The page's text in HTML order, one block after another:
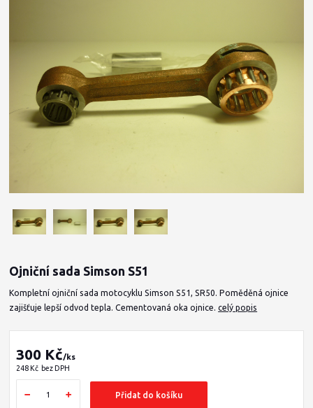
Ojniční sada Simson S51
Kompletní ojniční sada motocyklu Simson S51, SR50. Poměděná ojnice
zajišťuje lepší odvod tepla. Cementovaná oka ojnice.celý popis
300 Kč/ks
248 Kč bez DPH
Přidat do košíku